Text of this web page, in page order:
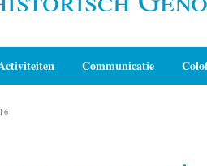
Communicatie